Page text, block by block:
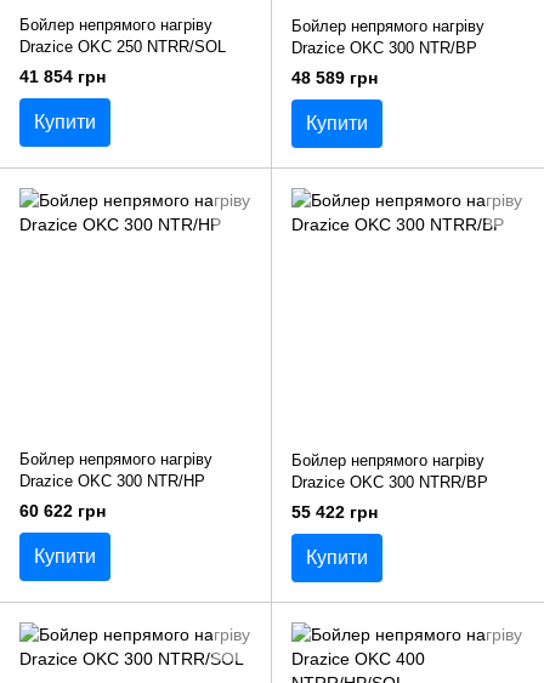
Бойлер непрямого нагріву
Drazice OKC 250 NTRR/SOL
41 854 грн
Купити
Бойлер непрямого нагріву
Drazice OKC 300 NTR/BP
48 589 грн
Купити
Бойлер непрямого нагріву
Drazice OKC 300 NTR/HP
60 622 грн
Купити
Бойлер непрямого нагріву
Drazice OKC 300 NTRR/BP
55 422 грн
Купити